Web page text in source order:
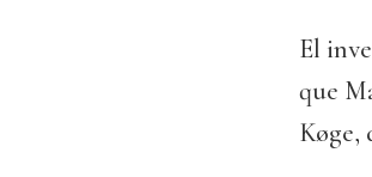
El
que
Køge,